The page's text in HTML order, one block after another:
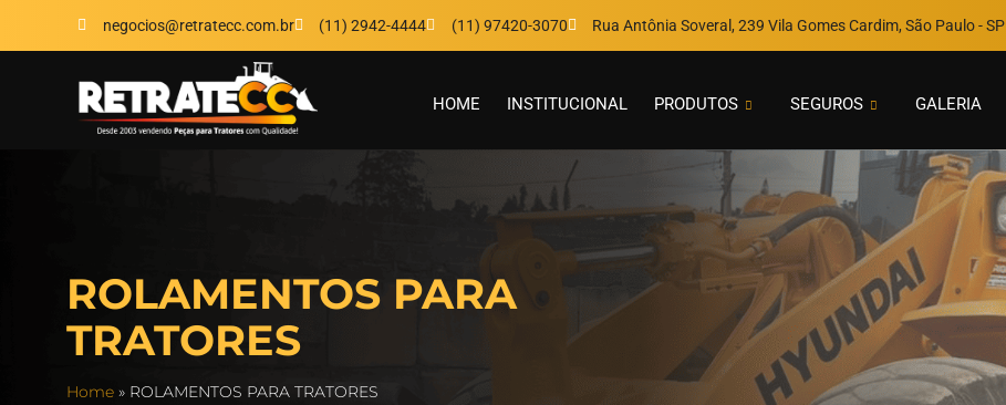
negocios@retratecc.com.br (11) 2942-4444 (11) 97420-3070 Rua Antônia Soveral, 239 Vila Gomes Cardim, São Paulo - SP​
HOME INSTITUCIONAL PRODUTOS SEGUROS GALERIA
ROLAMENTOS PARA
TRATORES
Home » ROLAMENTOS PARA TRATORES